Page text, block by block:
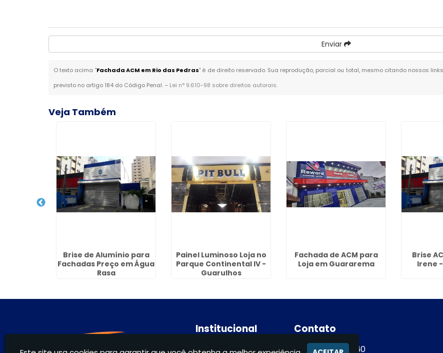
Enviar
O texto acima "Fachada ACM em Rio das Pedras" é de direito reservado. Sua reprodução, parcial ou total, mesmo citando nossos
previsto no artigo 184 do Código Penal. – Lei n° 9.610-98 sobre direitos autorais.
Veja Também
Brise de Alumínio para
Fachadas Preço em Água
Rasa
Painel Luminoso Loja no
Parque Continental IV -
Guarulhos
Fachada de ACM para
Loja em Guararema
Brise
Irene
Institucional
Home
Contato
(11) 94365-9460